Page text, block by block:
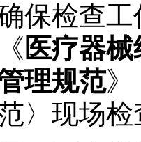
保检查
医疗器
理规范》
〉现场